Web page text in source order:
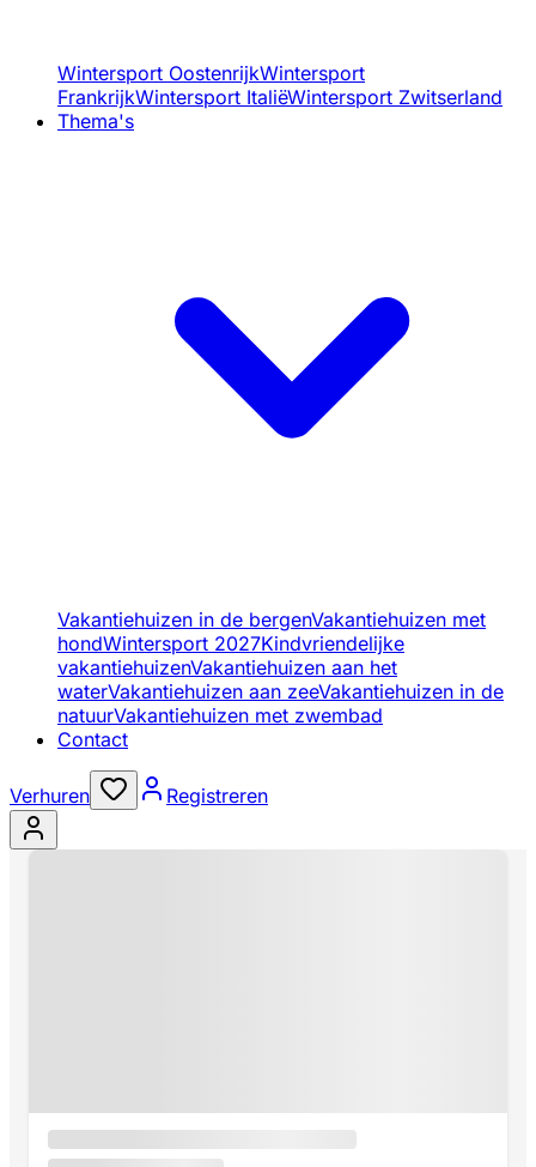
Wintersport OostenrijkWintersport
FrankrijkWintersport ItaliëWintersport Zwitserland
Thema's
Vakantiehuizen in de bergenVakantiehuizen met
hondWintersport 2027Kindvriendelijke
vakantiehuizenVakantiehuizen aan het
waterVakantiehuizen aan zeeVakantiehuizen in de
natuurVakantiehuizen met zwembad
Contact
Verhuren Registreren